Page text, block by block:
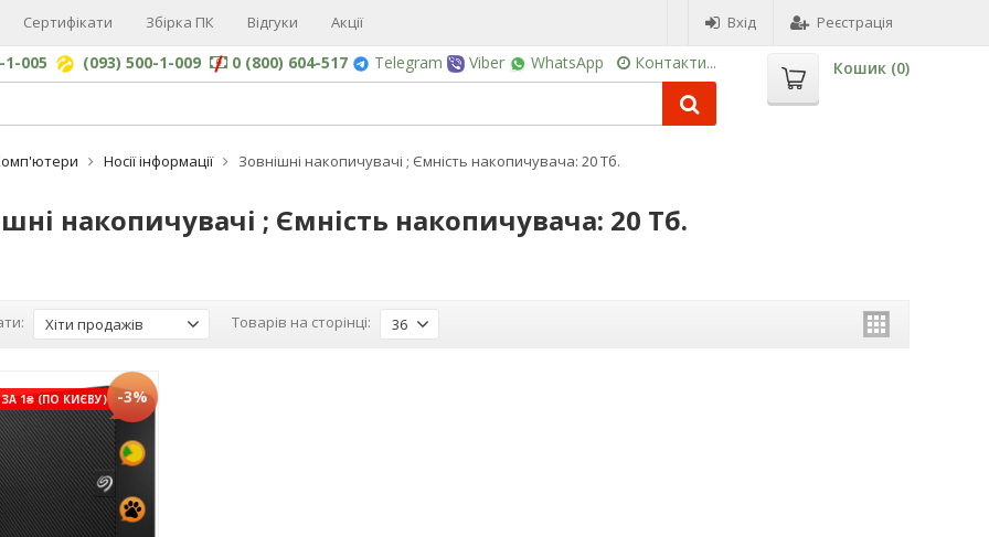
Сертифікати Збірка ПК Відгуки Акції Вхід Реєстрація
1-005 (093) 500-1-009 0 (800) 604-517 Telegram Viber WhatsApp Контакти... Кошик (0)
Носії інформації Зовнішні накопичувачі ; Ємність накопичувача: 20 Тб.
накопичувачі ; Ємність накопичувача: 20 Тб.
Хіти продажів Товарів на сторінці: 36
1₴ (ПО КИЄВУ) -3%